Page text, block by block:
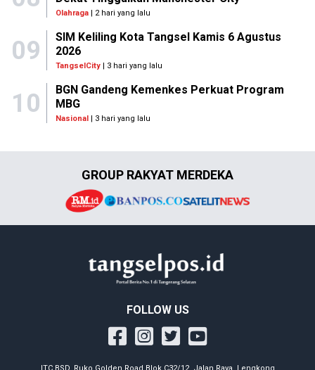
Olahraga| 2 hari yang lalu
09
SIM Keliling Kota Tangsel Kamis 6 Agustus
2026
TangselCity| 3 hari yang lalu
10
BGN Gandeng Kemenkes Perkuat Program
MBG
Nasional| 3 hari yang lalu
GROUP RAKYAT MERDEKA
FOLLOW US